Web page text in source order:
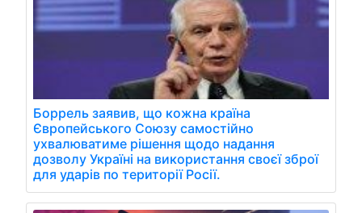
Боррель заявив, що кожна країна
Європейського Союзу самостійно
ухвалюватиме рішення щодо надання
дозволу Україні на використання своєї зброї
для ударів по території Росії.